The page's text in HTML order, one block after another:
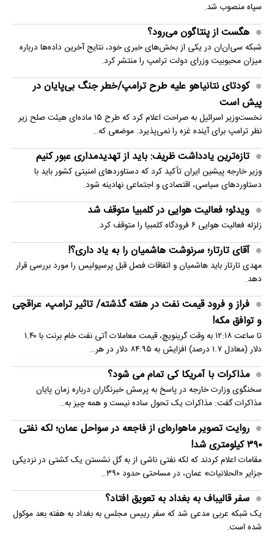
سپاه منصوب شد.
هگست از پنتاگون می‌رود؟
شبکه سی‌ان‌ان در یکی از بخش‌های خبری خود، نتایج آخرین داده‌ها درباره
میزان محبوبیت وزرای دولت ترامپ را منتشر کرد.
کودتای نتانیاهو علیه طرح ترامپ/خطر جنگ بی‌پایان در
پیش است
نخست‌وزیر اسرائیل به صراحت اعلام کرد که طرح ۱۵ ماده‌ای هیئت صلح زیر
نظر ترامپ برای آینده غزه را نمی‌پذیرد. موضعی که…
تازه‌ترین یادداشت ظریف: باید از تهدیدمداری عبور کنیم
وزیر خارجه پیشین ایران تأکید کرد که دستاوردهای امنیتی کشور باید با
دستاوردهای سیاسی، اقتصادی و اجتماعی نهادینه شود.
ویدئو؛ فعالیت هوایی در کلمبیا متوقف شد
زلزله فعالیت هوایی ۶ فرودگاه کلمبیا را متوقف کرد.
آقای تارتار؛ سرنوشت هاشمیان را به یاد داری؟!
مهدی تارتار باید هاشمیان و اتفاقات فصل قبل پرسپولیس را مورد بررسی قرار
دهد.
فراز و فرود قیمت نفت در هفته گذشته/ تاثیر ترامپ، عراقچی
و توافق مکه!
تا ساعت ۱۲:۱۸ به وقت گرینویچ، قیمت معاملات آتی نفت خام برنت با ۱.۴۰
دلار (معادل ۱.۷ درصد) افزایش به ۸۴.۹۵ دلار در هر…
مذاکرات با آمریکا کی تمام می شود؟
سخنگوی وزارت خارجه در پاسخ به پرسش خبرنگاران درباره زمان پایان
مذاکرات گفت: مذاکرات یک تحول ساده نیست و همه چیز به…
روایت تصویر ماهواره‌ای از فاجعه در سواحل عمان؛ لکه نفتی
۳۹۰ کیلومتری شد!
مقامات اعلام کردند که لکه نفتی ناشی از به گل نشستن یک کشتی در نزدیکی
جزایر «الحلانیات» عمان، در مساحتی حدود ۳۹۰…
سفر قالیباف به بغداد به تعویق افتاد؟
یک شبکه عربی مدعی شد که سفر رییس مجلس به بغداد به هفته بعد موکول
شده است.